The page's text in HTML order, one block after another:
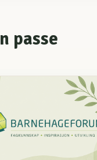
passe